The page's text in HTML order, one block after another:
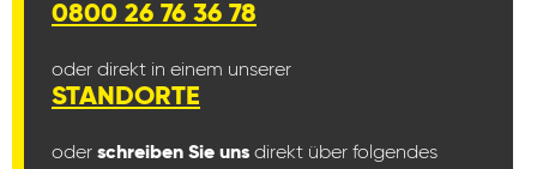
0800 26 76 36 78
oder direkt in einem unserer
STANDORTE
oder schreiben Sie uns direkt über folgendes